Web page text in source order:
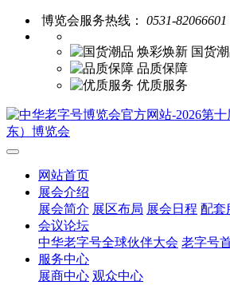
博览会服务热线： 0531-82066601
国货
品质保障
优质服务
网站首页
展会介绍
展会简介 展区布局 展会日程 配套
会议论坛
中华老字号全球伙伴大会 老字号
服务中心
展商中心 观众中心